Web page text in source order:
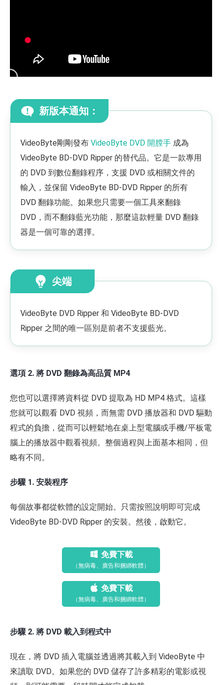
新版本通知：
VideoByte剛剛發布 VideoByte DVD 開膛手 成為
VideoByte BD-DVD Ripper 的替代品。它是一款專用
的 DVD 到數位翻錄程序，支援 DVD 或相關文件的
輸入，並保留 VideoByte BD-DVD Ripper 的所有
DVD 翻錄功能。如果您只需要一個工具來翻錄
DVD，而不翻錄藍光功能，那麼這款輕量 DVD 翻錄
器是一個可靠的選擇。
尖端
VideoByte DVD Ripper 和 VideoByte BD-DVD
Ripper 之間的唯一區別是前者不支援藍光。
選項 2. 將 DVD 翻錄為高品質 MP4
您也可以選擇將資料從 DVD 提取為 HD MP4 格式。這樣
您就可以觀看 DVD 視頻，而無需 DVD 播放器和 DVD 驅動
程式的負擔，從而可以輕鬆地在桌上型電腦或手機/平板電
腦上的播放器中觀看視頻。整個過程與上面基本相同，但
略有不同。
步驟 1. 安裝程序
每個故事都從軟體的設定開始。只需按照說明即可完成
VideoByte BD-DVD Ripper 的安裝。然後，啟動它。
免費下載
（無病毒、廣告和捆綁軟體）
免費下載
（無病毒、廣告和捆綁軟體）
步驟 2. 將 DVD 載入到程式中
現在，將 DVD 插入電腦並透過將其載入到 VideoByte 中
來讀取 DVD。如果您的 DVD 儲存了許多精彩的電影或視